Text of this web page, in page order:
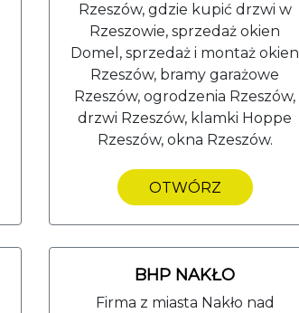
Rzeszów, gdzie kupić drzwi w
Rzeszowie, sprzedaż okien
Domel, sprzedaż i montaż okien
Rzeszów, bramy garażowe
Rzeszów, ogrodzenia Rzeszów,
drzwi Rzeszów, klamki Hoppe
Rzeszów, okna Rzeszów.
OTWÓRZ
BHP NAKŁO
Firma z miasta Nakło nad